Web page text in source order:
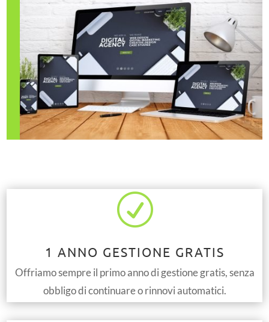
R
1 ANNO GESTIONE GRATIS
Offriamo sempre il primo anno di gestione gratis, senza
obbligo di continuare o rinnovi automatici.